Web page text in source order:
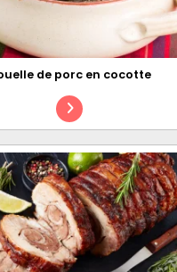
de porc en cocotte